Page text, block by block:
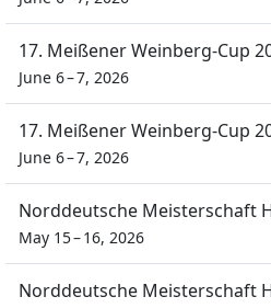
17. Meißener Weinberg-Cup
June 6 – 7, 2026
17. Meißener Weinberg-Cup
June 6 – 7, 2026
Norddeutsche Meisterschaft
May 15 – 16, 2026
Norddeutsche Meisterschaft